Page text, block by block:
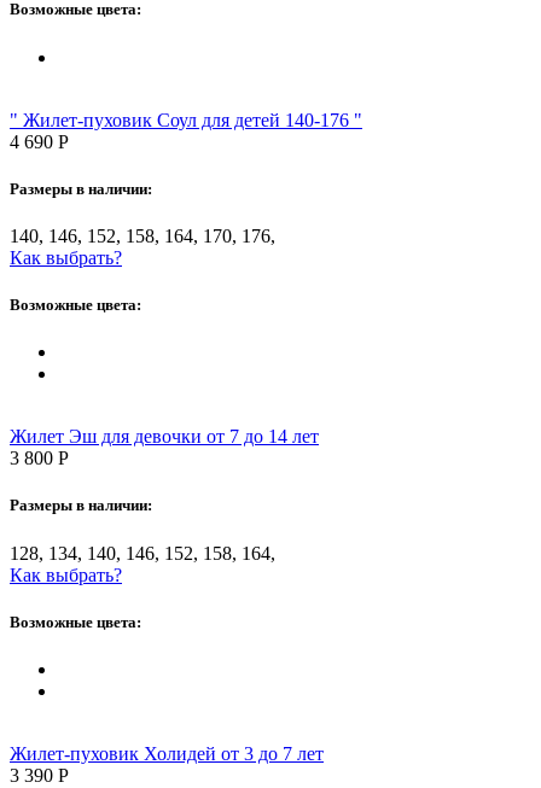
Возможные цвета:
" Жилет-пуховик Соул для детей 140-176 "
4 690 Р
Размеры в наличии:
140, 146, 152, 158, 164, 170, 176,
Как выбрать?
Возможные цвета:
Жилет Эш для девочки от 7 до 14 лет
3 800 Р
Размеры в наличии:
128, 134, 140, 146, 152, 158, 164,
Как выбрать?
Возможные цвета:
Жилет-пуховик Холидей от 3 до 7 лет
3 390 Р